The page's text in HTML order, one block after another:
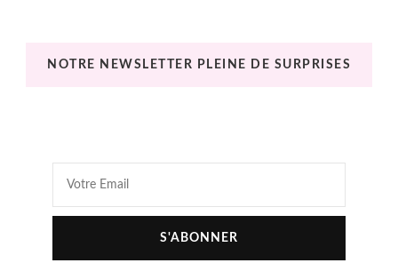
NOTRE NEWSLETTER PLEINE DE SURPRISES